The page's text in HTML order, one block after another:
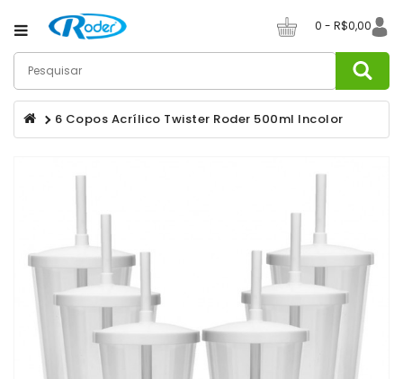
0 - R$0,00
Category
De
Café
Champanheiras
Copos
Copos
Long
6 Copos Acrílico Twister Roder 500ml Incolor